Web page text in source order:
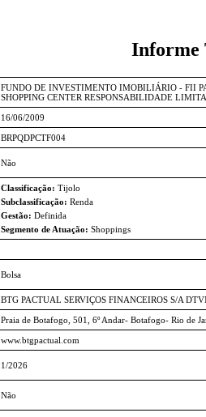
Informe
FUNDO DE INVESTIMENTO IMOBILIÁRIO - FII
SHOPPING CENTER RESPONSABILIDADE
16/06/2009
BRPQDPCTF004
Não
Classificação: Tijolo
Subclassificação: Renda
Gestão: Definida
Segmento de Atuação: Shoppings
Bolsa
BTG PACTUAL SERVIÇOS FINANCEIROS S/A
Praia de Botafogo, 501, 6º Andar- Botafogo- Rio de
www.btgpactual.com
1/2026
Não